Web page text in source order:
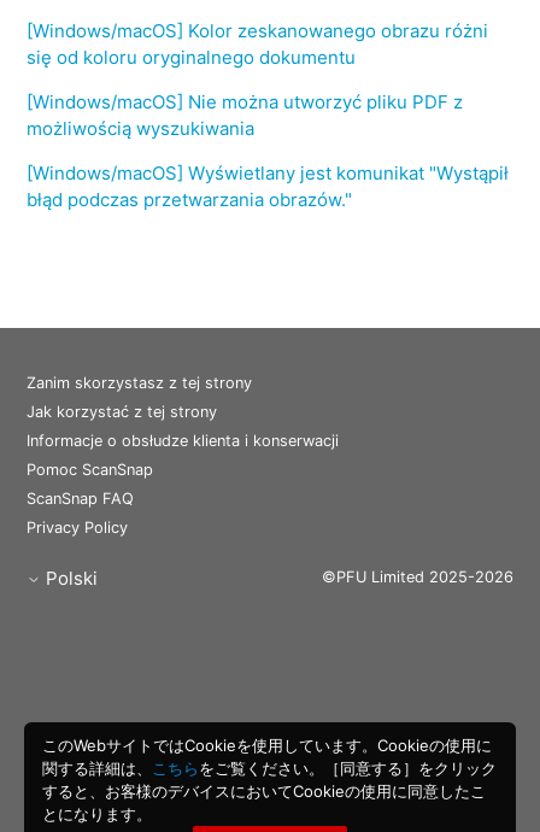
[Windows/macOS] Kolor zeskanowanego obrazu różni
się od koloru oryginalnego dokumentu
[Windows/macOS] Nie można utworzyć pliku PDF z
możliwością wyszukiwania
[Windows/macOS] Wyświetlany jest komunikat "Wystąpił
błąd podczas przetwarzania obrazów."
Zanim skorzystasz z tej strony
Jak korzystać z tej strony
Informacje o obsłudze klienta i konserwacji
Pomoc ScanSnap
ScanSnap FAQ
Privacy Policy
Polski ©PFU Limited 2025-2026
このWebサイトではCookieを使用しています。Cookieの使用に
関する詳細は、
こちらをご覧ください。［同意する］をクリック
すると、お客様のデバイスにおいてCookieの使用に同意したこ
とになります。